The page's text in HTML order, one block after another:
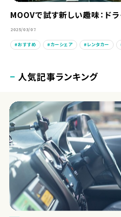
MOOVで試す新しい趣味：ド
2025/03/07
おすすめ カーシェア レンタカー
人気記事ランキング